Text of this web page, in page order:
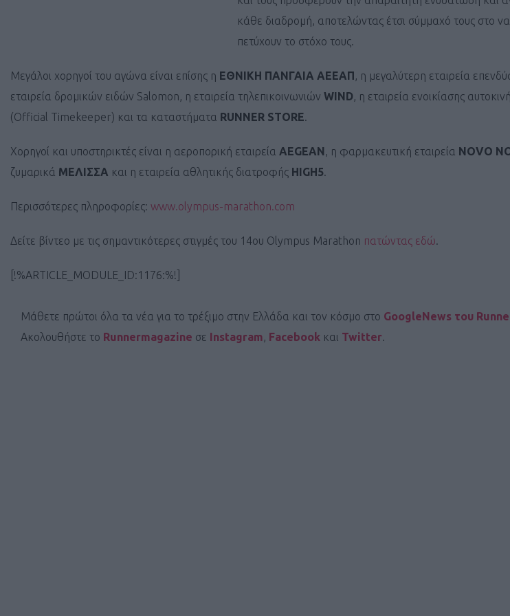
κάθε διαδρομή, αποτελώντας έτσι σύμμαχό τους στο
πετύχουν το στόχο τους.
Μεγάλοι χορηγοί του αγώνα είναι επίσης η ΕΘΝΙΚΗ ΠΑΝΓΑΙΑ ΑΕΕΑΠ, η μεγαλύτερη εταιρεία
εταιρεία δρομικών ειδών Salomon, η εταιρεία τηλεπικοινωνιών WIND, η εταιρεία ενοικίασης
(Official Timekeeper) και τα καταστήματα RUNNER STORE.
Χορηγοί και υποστηρικτές είναι η αεροπορική εταιρεία AEGEAN, η φαρμακευτική εταιρεία NOVO
ζυμαρικά ΜΕΛΙΣΣΑ και η εταιρεία αθλητικής διατροφής HIGH5.
Περισσότερες πληροφορίες: www.olympus-marathon.com
Δείτε βίντεο με τις σημαντικότερες στιγμές του 14ου Olympus Marathon πατώντας εδώ.
[!%ARTICLE_MODULE_ID:1176:%!]
Μάθετε πρώτοι όλα τα νέα για το τρέξιμο στην Ελλάδα και τον κόσμο στο GoogleNews του
Ακολουθήστε το Runnermagazine σε Instagram, Facebook και Twitter.